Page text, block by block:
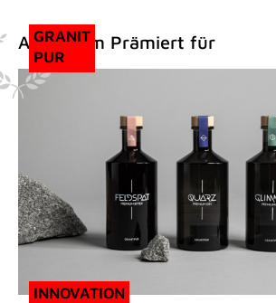
Außerdem Prämiert für
GRANIT
PUR
INNOVATION